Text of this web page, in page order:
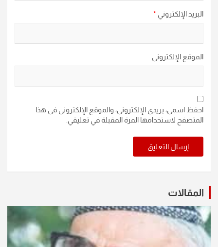
البريد الإلكتروني *
الموقع الإلكتروني
احفظ اسمي، بريدي الإلكتروني، والموقع الإلكتروني في هذا
المتصفح لاستخدامها المرة المقبلة في تعليقي.
المقالات